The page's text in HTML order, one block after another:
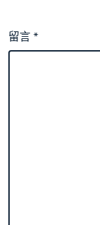
留言*